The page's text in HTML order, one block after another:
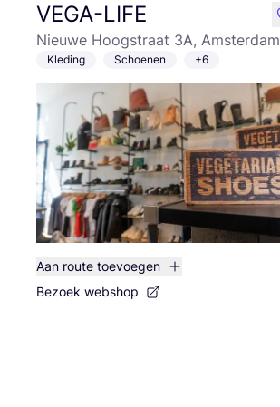
VEGA-LIFE
Nieuwe Hoogstraat 3A, Amsterdam
Kleding Schoenen +6
Aan route toevoegen
Bezoek webshop